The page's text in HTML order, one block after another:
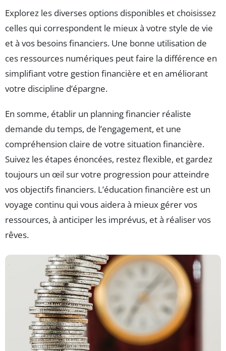
Explorez les diverses options disponibles et choisissez
celles qui correspondent le mieux à votre style de vie
et à vos besoins financiers. Une bonne utilisation de
ces ressources numériques peut faire la différence en
simplifiant votre gestion financière et en améliorant
votre discipline d’épargne.
En somme, établir un planning financier réaliste
demande du temps, de l’engagement, et une
compréhension claire de votre situation financière.
Suivez les étapes énoncées, restez flexible, et gardez
toujours un œil sur votre progression pour atteindre
vos objectifs financiers. L’éducation financière est un
voyage continu qui vous aidera à mieux gérer vos
ressources, à anticiper les imprévus, et à réaliser vos
rêves.